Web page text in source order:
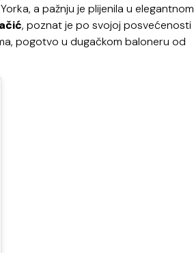
a pažnju je plijenila u elegantnom
, poznat je po svojoj posvećenosti
pogotvo u dugačkom baloneru od